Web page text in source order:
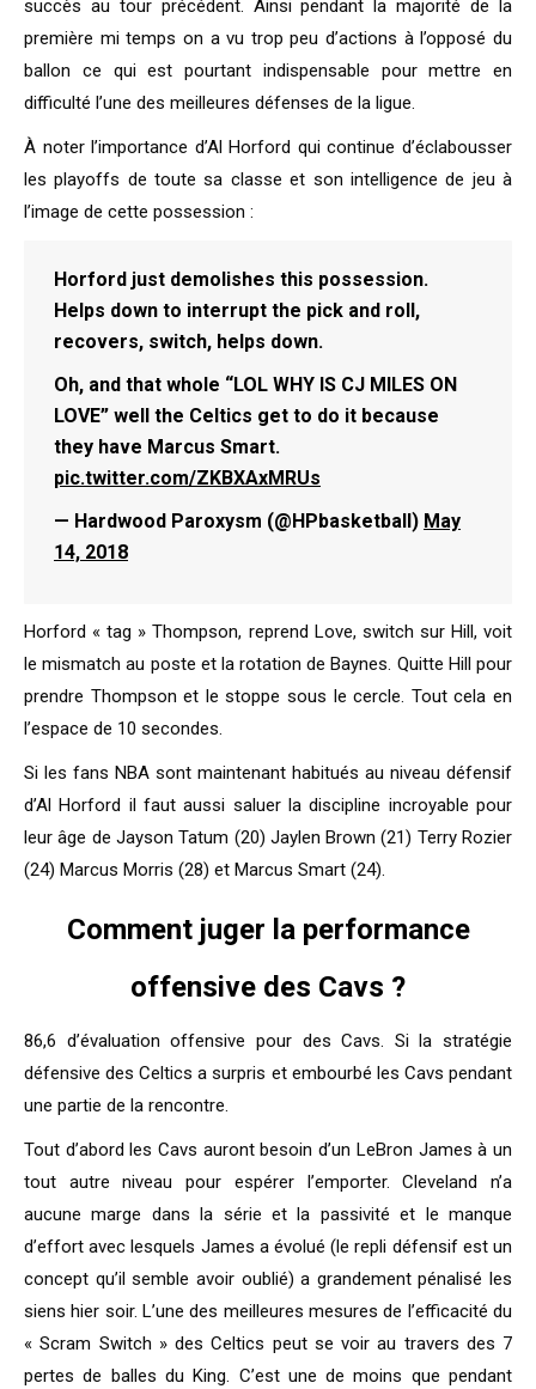
succès au tour précédent. Ainsi pendant la majorité de la
première mi temps on a vu trop peu d’actions à l’opposé du
ballon ce qui est pourtant indispensable pour mettre en
difficulté l’une des meilleures défenses de la ligue.
À noter l’importance d’Al Horford qui continue d’éclabousser
les playoffs de toute sa classe et son intelligence de jeu à
l’image de cette possession :
Horford just demolishes this possession.
Helps down to interrupt the pick and roll,
recovers, switch, helps down.
Oh, and that whole “LOL WHY IS CJ MILES ON
LOVE” well the Celtics get to do it because
they have Marcus Smart.
pic.twitter.com/ZKBXAxMRUs
— Hardwood Paroxysm (@HPbasketball) May
14, 2018
Horford « tag » Thompson, reprend Love, switch sur Hill, voit
le mismatch au poste et la rotation de Baynes. Quitte Hill pour
prendre Thompson et le stoppe sous le cercle. Tout cela en
l’espace de 10 secondes.
Si les fans NBA sont maintenant habitués au niveau défensif
d’Al Horford il faut aussi saluer la discipline incroyable pour
leur âge de Jayson Tatum (20) Jaylen Brown (21) Terry Rozier
(24) Marcus Morris (28) et Marcus Smart (24).
Comment juger la performance
offensive des Cavs ?
86,6 d’évaluation offensive pour des Cavs. Si la stratégie
défensive des Celtics a surpris et embourbé les Cavs pendant
une partie de la rencontre.
Tout d’abord les Cavs auront besoin d’un LeBron James à un
tout autre niveau pour espérer l’emporter. Cleveland n’a
aucune marge dans la série et la passivité et le manque
d’effort avec lesquels James a évolué (le repli défensif est un
concept qu’il semble avoir oublié) a grandement pénalisé les
siens hier soir. L’une des meilleures mesures de l’efficacité du
« Scram Switch » des Celtics peut se voir au travers des 7
pertes de balles du King. C’est une de moins que pendant